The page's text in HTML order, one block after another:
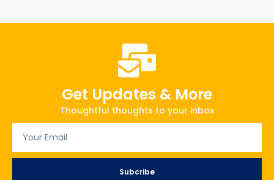
Get Updates & More
Thoughtful thoughts to your inbox
Subcribe